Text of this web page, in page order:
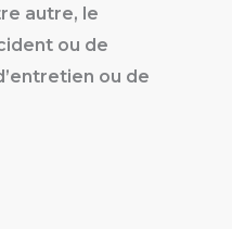
autre, le
ou de
ou de